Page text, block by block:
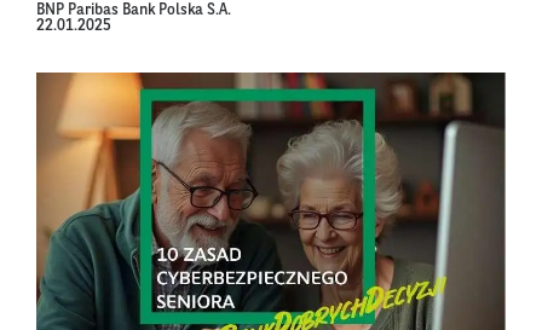
BNP Paribas Bank Polska S.A.
22.01.2025